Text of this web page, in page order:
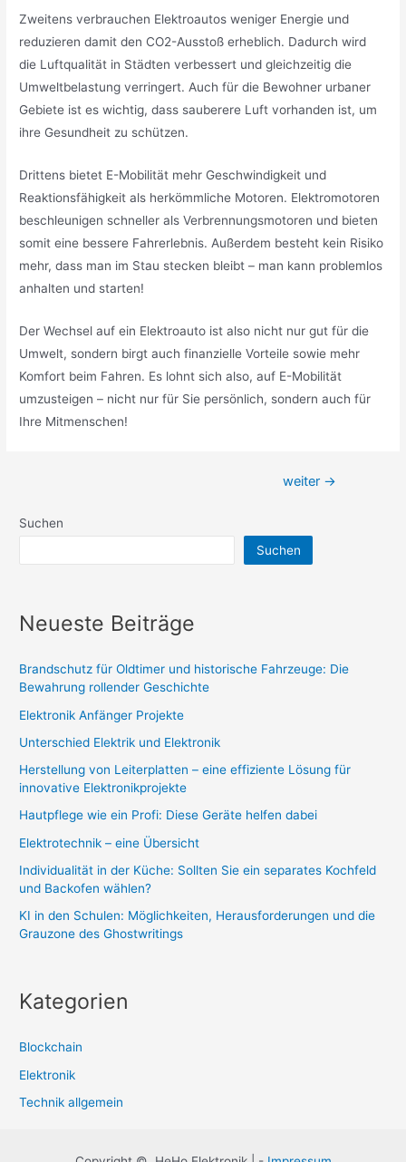
Zweitens verbrauchen Elektroautos weniger Energie und
reduzieren damit den CO2-Ausstoß erheblich. Dadurch wird
die Luftqualität in Städten verbessert und gleichzeitig die
Umweltbelastung verringert. Auch für die Bewohner urbaner
Gebiete ist es wichtig, dass sauberere Luft vorhanden ist, um
ihre Gesundheit zu schützen.
Drittens bietet E-Mobilität mehr Geschwindigkeit und
Reaktionsfähigkeit als herkömmliche Motoren. Elektromotoren
beschleunigen schneller als Verbrennungsmotoren und bieten
somit eine bessere Fahrerlebnis. Außerdem besteht kein Risiko
mehr, dass man im Stau stecken bleibt – man kann problemlos
anhalten und starten!
Der Wechsel auf ein Elektroauto ist also nicht nur gut für die
Umwelt, sondern birgt auch finanzielle Vorteile sowie mehr
Komfort beim Fahren. Es lohnt sich also, auf E-Mobilität
umzusteigen – nicht nur für Sie persönlich, sondern auch für
Ihre Mitmenschen!
weiter →
Suchen
Suchen
Neueste Beiträge
Brandschutz für Oldtimer und historische Fahrzeuge: Die
Bewahrung rollender Geschichte
Elektronik Anfänger Projekte
Unterschied Elektrik und Elektronik
Herstellung von Leiterplatten – eine effiziente Lösung für
innovative Elektronikprojekte
Hautpflege wie ein Profi: Diese Geräte helfen dabei
Elektrotechnik – eine Übersicht
Individualität in der Küche: Sollten Sie ein separates Kochfeld
und Backofen wählen?
KI in den Schulen: Möglichkeiten, Herausforderungen und die
Grauzone des Ghostwritings
Kategorien
Blockchain
Elektronik
Technik allgemein